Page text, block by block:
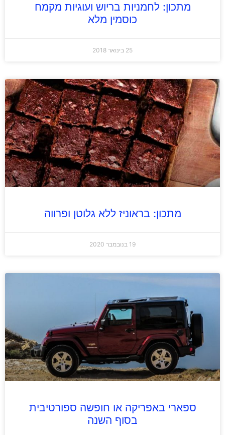
מתכון: לחמניות בריוש ועוגיות מקמח
כוסמין מלא
25 בינואר 2018
מתכון: בראוניז ללא גלוטן ופרווה
19 בנובמבר 2020
ספארי באפריקה או חופשה ספורטיבית
בסוף השנה